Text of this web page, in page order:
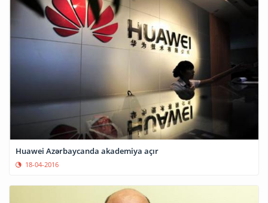
Huawei Azərbaycanda akademiya açır
18-04-2016